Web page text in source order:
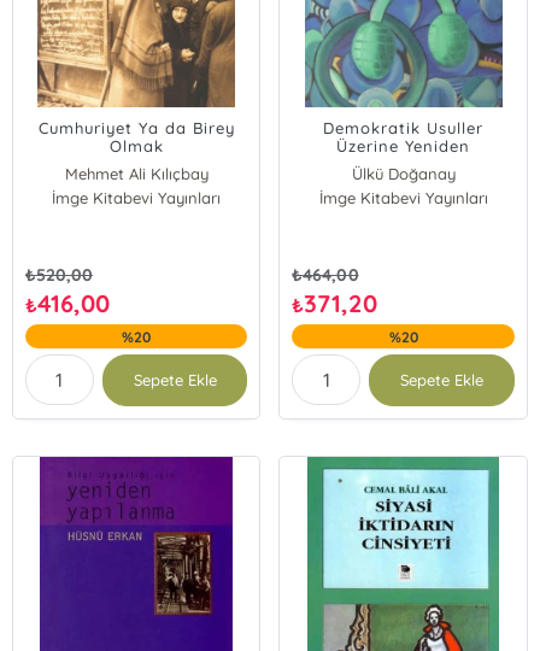
Cumhuriyet Ya da Birey
Olmak
Mehmet Ali Kılıçbay
İmge Kitabevi Yayınları
₺520,00
₺416,00
%20
Sepete Ekle
Demokratik Usuller
Üzerine Yeniden
Düşünmek
Ülkü Doğanay
İmge Kitabevi Yayınları
₺464,00
₺371,20
%20
Sepete Ekle